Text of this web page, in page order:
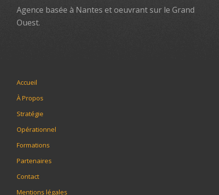
Agence basée à Nantes et oeuvrant sur le Grand
Ouest.
Accueil
À Propos
Stratégie
Opérationnel
Formations
Partenaires
Contact
Mentions légales